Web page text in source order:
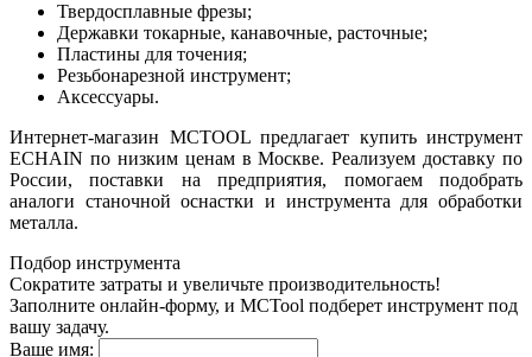
Твердосплавные фрезы;
Державки токарные, канавочные, расточные;
Пластины для точения;
Резьбонарезной инструмент;
Аксессуары.
Интернет-магазин MCTOOL предлагает купить инструмент
ECHAIN по низким ценам в Москве. Реализуем доставку по
России, поставки на предприятия, помогаем подобрать
аналоги станочной оснастки и инструмента для обработки
металла.
Подбор инструмента
Сократите затраты и увеличьте производительность!
Заполните онлайн-форму, и MCTool подберет инструмент под
вашу задачу.
Ваше имя: